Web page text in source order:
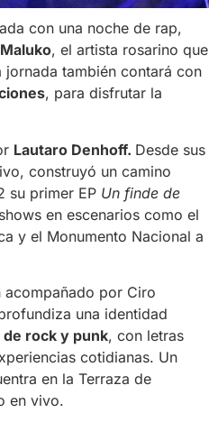
con una noche de rap,
Maluko, el artista rosarino que
jornada también contará con
, para disfrutar la
Lautaro Denhoff. Desde sus
construyó un camino
su primer EP Un finde de
en escenarios como el
y el Monumento Nacional a
por Ciro
una identidad
rock y punk, con letras
cotidianas. Un
en la Terraza de
en vivo.